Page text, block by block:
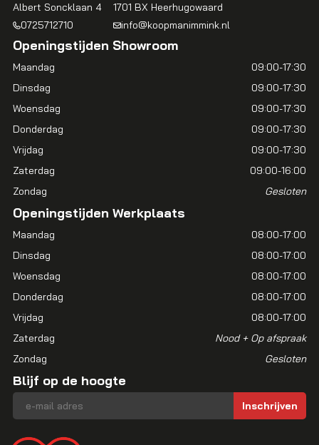
Albert Soncklaan 4
1701 BX Heerhugowaard
0725712710
info@koopmanimmink.nl
Openingstijden Showroom
Maandag
09:00-17:30
Dinsdag
09:00-17:30
Woensdag
09:00-17:30
Donderdag
09:00-17:30
Vrijdag
09:00-17:30
Zaterdag
09:00-16:00
Zondag
Gesloten
Openingstijden Werkplaats
Maandag
08:00-17:00
Dinsdag
08:00-17:00
Woensdag
08:00-17:00
Donderdag
08:00-17:00
Vrijdag
08:00-17:00
Zaterdag
Nood + Op afspraak
Zondag
Gesloten
Blijf op de hoogte
E-mailadres